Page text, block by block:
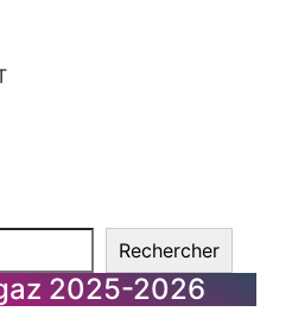
Rechercher
2025-2026